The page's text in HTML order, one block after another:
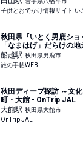
子供とおでかけ情報サイト い
秋田県『いとく男鹿シ
「なまはげ」だらけの
船越駅 秋田県男鹿市
旅の手帖WEB
秋田ディープ探訪 ～文
町・大館 - OnTrip JAL
大館駅 秋田県大館市
OnTrip JAL